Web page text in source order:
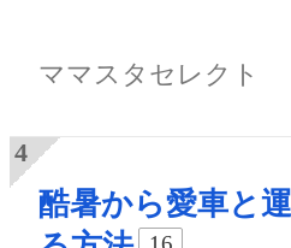
ママスタセレクト
酷暑から愛車と